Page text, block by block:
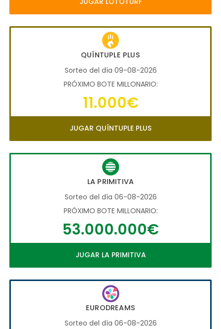
QUÍNTUPLE PLUS
Sorteo del día 09-08-2026
PRÓXIMO BOTE MILLONARIO:
11.000€
JUGAR QUÍNTUPLE PLUS
LA PRIMITIVA
Sorteo del día 06-08-2026
PRÓXIMO BOTE MILLONARIO:
53.000.000€
JUGAR LA PRIMITIVA
EURODREAMS
Sorteo del día 06-08-2026